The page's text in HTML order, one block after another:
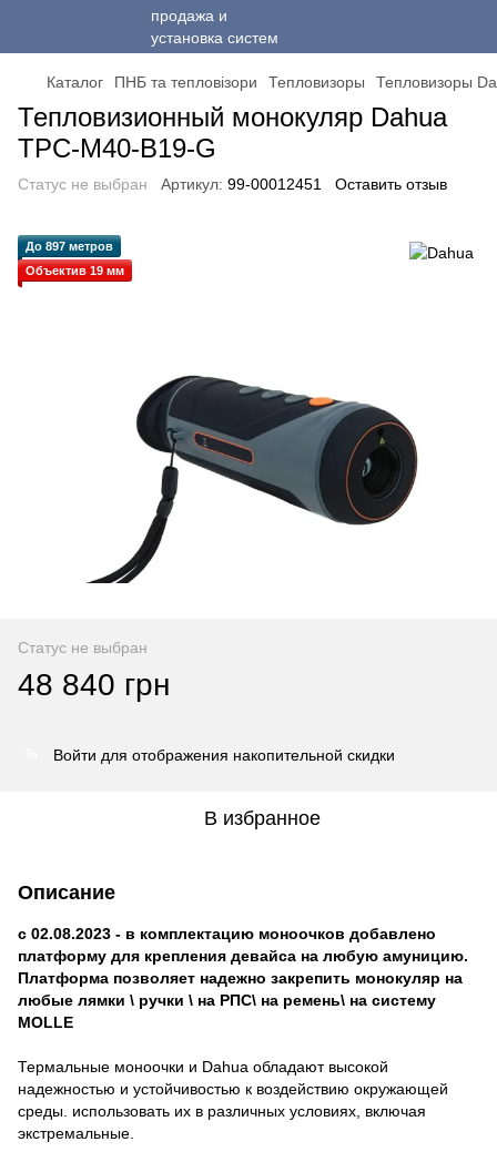
Каталог ПНБ та тепловізори Тепловизоры Тепловизоры
Тепловизионный монокуляр Dahua
TPC-M40-B19-G
Статус не выбран Артикул: 99-00012451 Оставить отзыв
До 897 метров
Объектив 19 мм
Статус не выбран
48 840 грн
Войти для отображения накопительной скидки
В избранное
Описание
с 02.08.2023 - в комплектацию моноочков добавлено
платформу для крепления девайса на любую амуницию.
Платформа позволяет надежно закрепить монокуляр на
любые лямки \ ручки \ на РПС\ на ремень\ на систему
MOLLE
Термальные моноочки и Dahua обладают высокой
надежностью и устойчивостью к воздействию окружающей
среды. использовать их в различных условиях, включая
экстремальные.